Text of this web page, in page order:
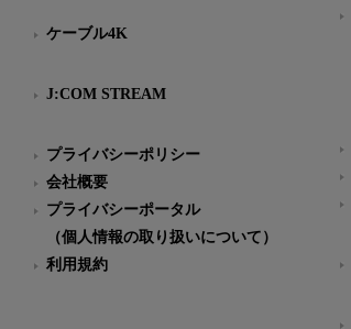
ケーブル4K
J:COM STREAM
プライバシーポリシー
会社概要
プライバシーポータル
（個人情報の取り扱いについて）
利用規約